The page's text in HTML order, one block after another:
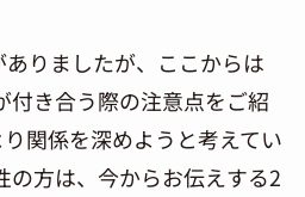
りましたが、ここからは
付き合う際の注意点をご紹
関係を深めようと考えてい
の方は、今からお伝えする2